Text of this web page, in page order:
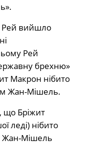
Рей вийшло
Рей
брехню»
Макрон нібито
Жан-Мішель.
що Бріжит
леді) нібито
Жан-Мішель